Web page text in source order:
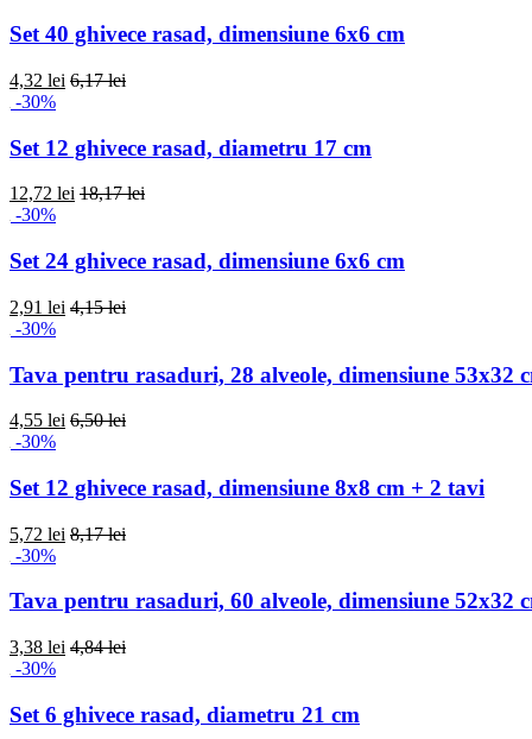
Set 40 ghivece rasad, dimensiune 6x6 cm
4,32 lei 6,17 lei
-30%
Set 12 ghivece rasad, diametru 17 cm
12,72 lei 18,17 lei
-30%
Set 24 ghivece rasad, dimensiune 6x6 cm
2,91 lei 4,15 lei
-30%
Tava pentru rasaduri, 28 alveole, dimensiune 53x32
4,55 lei 6,50 lei
-30%
Set 12 ghivece rasad, dimensiune 8x8 cm + 2 tavi
5,72 lei 8,17 lei
-30%
Tava pentru rasaduri, 60 alveole, dimensiune 52x32
3,38 lei 4,84 lei
-30%
Set 6 ghivece rasad, diametru 21 cm